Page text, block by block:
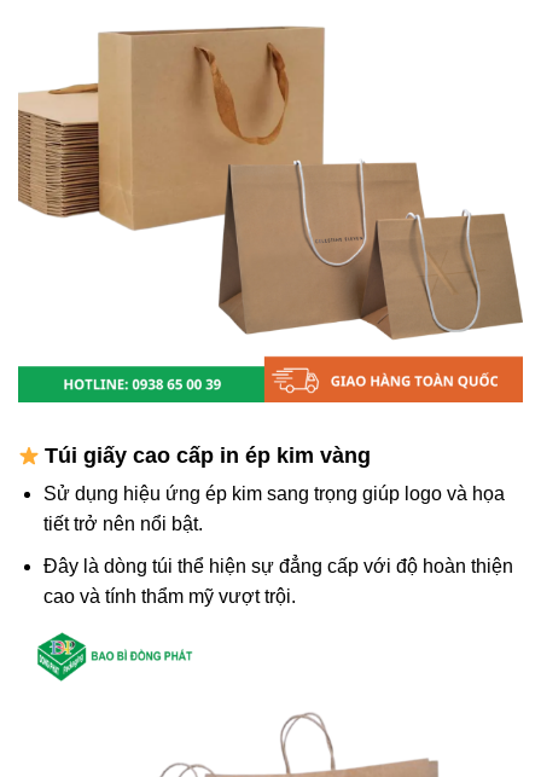
Túi giấy cao cấp in ép kim vàng
Sử dụng hiệu ứng ép kim sang trọng giúp logo và họa
tiết trở nên nổi bật.
Đây là dòng túi thể hiện sự đẳng cấp với độ hoàn thiện
cao và tính thẩm mỹ vượt trội.